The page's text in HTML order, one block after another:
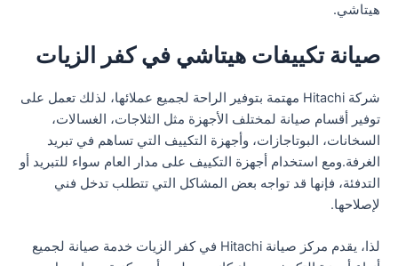
هيتاشي.
صيانة تكييفات هيتاشي في كفر الزيات
شركة Hitachi مهتمة بتوفير الراحة لجميع عملائها، لذلك تعمل على
توفير أقسام صيانة لمختلف الأجهزة مثل الثلاجات، الغسالات،
السخانات، البوتاجازات، وأجهزة التكييف التي تساهم في تبريد
الغرفة.ومع استخدام أجهزة التكييف على مدار العام سواء للتبريد أو
التدفئة، فإنها قد تواجه بعض المشاكل التي تتطلب تدخل فني
لإصلاحها.
لذا، يقدم مركز صيانة Hitachi في كفر الزيات خدمة صيانة لجميع